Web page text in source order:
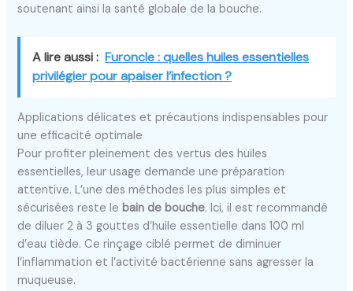
soutenant ainsi la santé globale de la bouche.
A lire aussi : Furoncle : quelles huiles essentielles
privilégier pour apaiser l’infection ?
Applications délicates et précautions indispensables pour
une efficacité optimale
Pour profiter pleinement des vertus des huiles
essentielles, leur usage demande une préparation
attentive. L’une des méthodes les plus simples et
sécurisées reste lebain de bouche. Ici, il est recommandé
de diluer 2 à 3 gouttes d’huile essentielle dans 100 ml
d’eau tiède. Ce rinçage ciblé permet de diminuer
l’inflammation et l’activité bactérienne sans agresser la
muqueuse.